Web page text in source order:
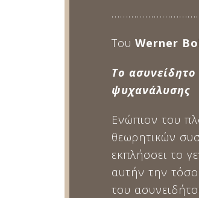
Του Werner
Το
ψυχανάλυσης
Ενώπιον του
θεωρητικών
εκπλήσσει το
αυτήν την
του